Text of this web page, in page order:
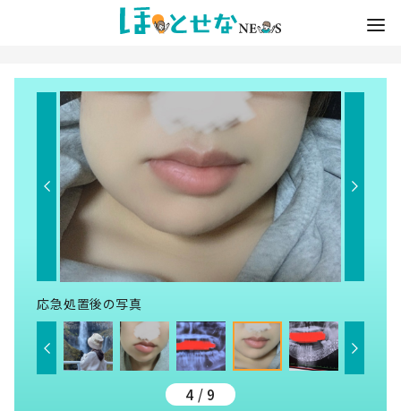
応急処置後の写真
4 / 9